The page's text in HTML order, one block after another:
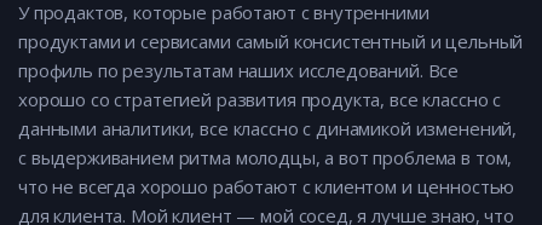
У продактов, которые работают с внутренними
продуктами и сервисами самый консистентный и цельный
профиль по результатам наших исследований. Все
хорошо со стратегией развития продукта, все классно с
данными аналитики, все классно с динамикой изменений,
с выдерживанием ритма молодцы, а вот проблема в том,
что не всегда хорошо работают с клиентом и ценностью
для клиента. Мой клиент — мой сосед, я лучше знаю, что